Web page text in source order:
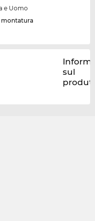
e Uomo
montatura
sul